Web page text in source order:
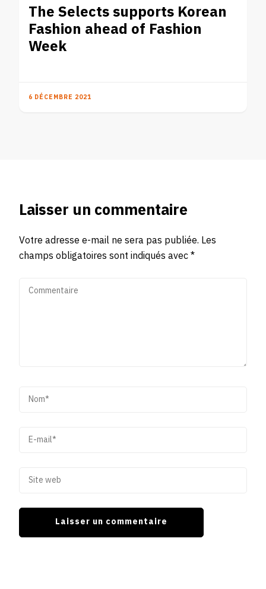
The Selects supports Korean
Fashion ahead of Fashion
Week
6 DÉCEMBRE 2021
Laisser un commentaire
Votre adresse e-mail ne sera pas publiée. Les
champs obligatoires sont indiqués avec*